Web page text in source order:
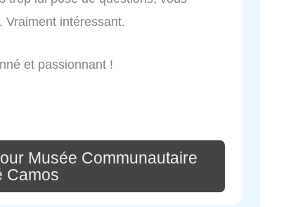
Vraiment intéressant.
et passionnant !
Musée Communautaire
Camos